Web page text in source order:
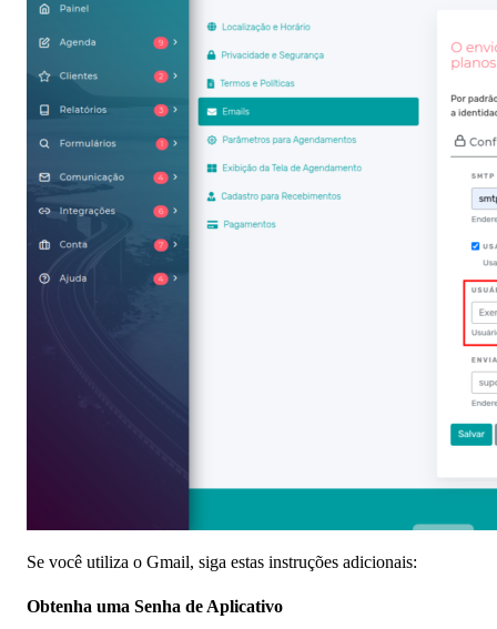
Se você utiliza o Gmail, siga estas instruções adicionais:
Obtenha uma Senha de Aplicativo